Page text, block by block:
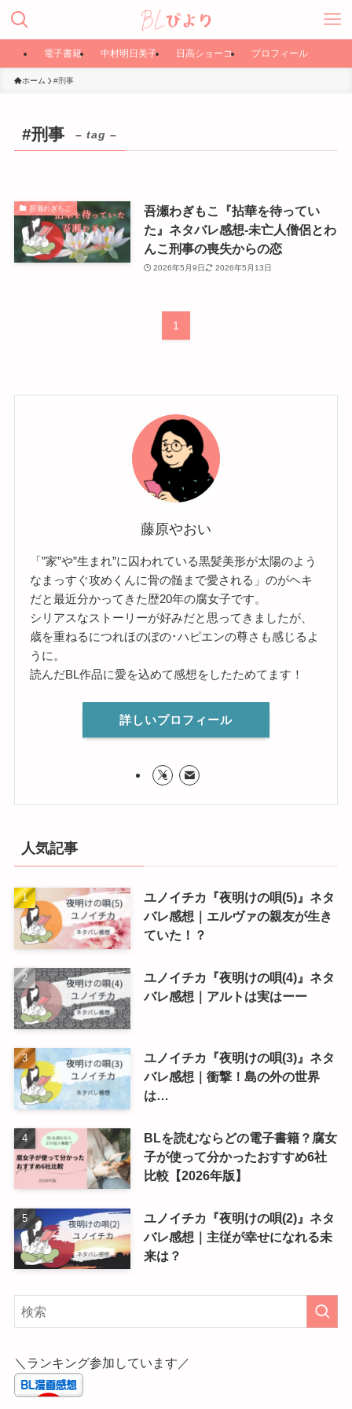
電子書籍 中村明日美子 日高ショーコ プロフィール
ホーム #刑事
#刑事 – tag –
吾瀬わぎもこ
吾瀬わぎもこ『拈華を待ってい
た』ネタバレ感想-未亡人僧侶とわ
んこ刑事の喪失からの恋
2026年5月9日 2026年5月13日
1
藤原やおい
「”家”や”生まれ”に囚われている黒髪美形が太陽のよう
なまっすぐ攻めくんに骨の髄まで愛される」のがヘキ
だと最近分かってきた歴20年の腐女子です。
シリアスなストーリーが好みだと思ってきましたが、
歳を重ねるにつれほのぼの･ハピエンの尊さも感じるよ
うに。
読んだBL作品に愛を込めて感想をしたためてます！
詳しいプロフィール
人気記事
ユノイチカ『夜明けの唄(5)』ネタ
バレ感想｜エルヴァの親友が生き
ていた！？
ユノイチカ『夜明けの唄(4)』ネタ
バレ感想｜アルトは実はーー
ユノイチカ『夜明けの唄(3)』ネタ
バレ感想｜衝撃！島の外の世界
は…
BLを読むならどの電子書籍？腐女
子が使って分かったおすすめ6社
比較【2026年版】
ユノイチカ『夜明けの唄(2)』ネタ
バレ感想｜主従が幸せになれる未
来は？
＼ランキング参加しています／